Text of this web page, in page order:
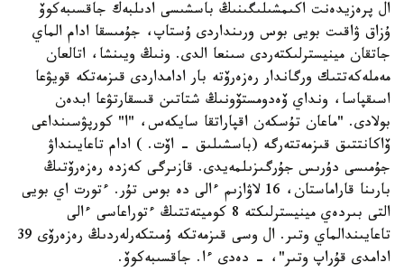
ال پرەزيدەنت اكىمشىلىگىنىڭ باسشىسى ادىلبەك جاقسىبەكوۆ
ۇزاق ۋاقىت بويى بوس ورىنداردى ۇستاپ، جۇمىسقا ادام الماي
جاتقان مينيسترلىكتەردى سىنعا الدى. ونىڭ ويىنشا، اتالعان
مەملەكەتتىك ورگاندار رەزەرۆتە بار ادامداردى قىزمەتكە قويۋعا
اسىقپاسا، ونداي ۆەدومستۆونىڭ شتاتىن قىسقارتۋعا ابدەن
بولادى. "ماعان تۇسكەن اقپاراتقا سايكەس، "ا" كورپۋسىنداعى
ۆاكانتتىق قىزمەتتەرگە (باسشىلىق - اۆت. ) ادام تاعايىنداۋ
جۇمىسى دۇرىس جۇرگىزىلمەيدى. قازىرگى كەزدە رەزەرۆتىڭ
بارىنا قاراماستان، 16 لاۋازىم ءالى دە بوس تۇر. ءتورت اي بويى
التى بىردەي مينيسترلىكتە 8 كوميتەتتىڭ ءتوراعاسى ءالى
تاعايىندالماي وتىر. ال وسى قىزمەتكە ۇمىتكەرلەردىڭ رەزەرۆى 39
ادامدى قۇراپ وتىر"، - دەدى ءا. جاقسىبەكوۆ.